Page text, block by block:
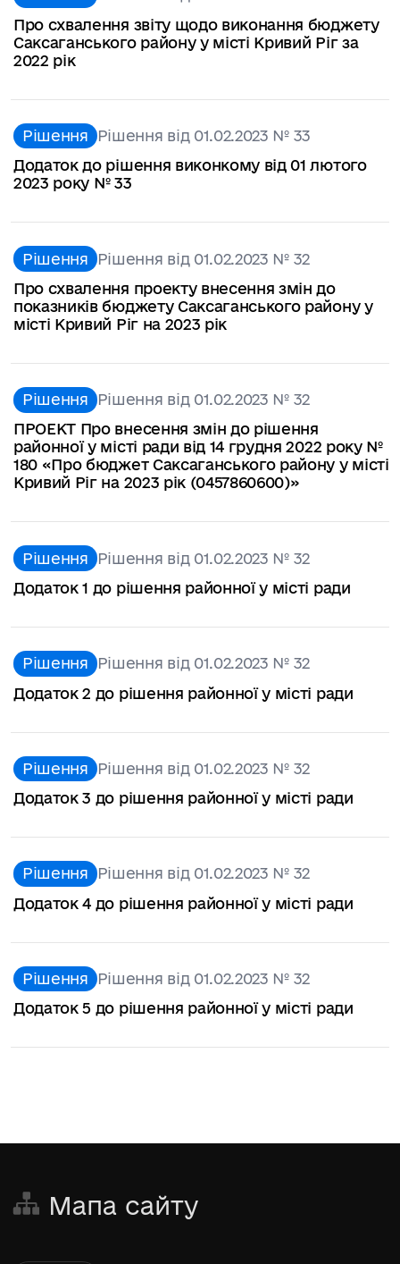
Про схвалення звіту щодо виконання бюджету
Саксаганського району у місті Кривий Ріг за
2022 рік
Рішення Рішення від 01.02.2023 № 33
Додаток до рішення виконкому від 01 лютого
2023 року № 33
Рішення Рішення від 01.02.2023 № 32
Про схвалення проекту внесення змін до
показників бюджету Саксаганського району у
місті Кривий Ріг на 2023 рік
Рішення Рішення від 01.02.2023 № 32
ПРОЕКТ Про внесення змін до рішення
районної у місті ради від 14 грудня 2022 року №
180 «Про бюджет Саксаганського району у місті
Кривий Ріг на 2023 рік (0457860600)»
Рішення Рішення від 01.02.2023 № 32
Додаток 1 до рішення районної у місті ради
Рішення Рішення від 01.02.2023 № 32
Додаток 2 до рішення районної у місті ради
Рішення Рішення від 01.02.2023 № 32
Додаток 3 до рішення районної у місті ради
Рішення Рішення від 01.02.2023 № 32
Додаток 4 до рішення районної у місті ради
Рішення Рішення від 01.02.2023 № 32
Додаток 5 до рішення районної у місті ради
Мапа сайту